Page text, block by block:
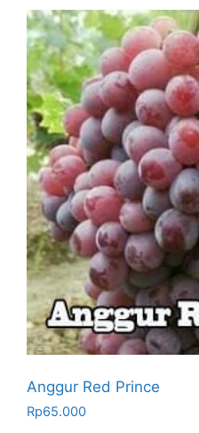
Anggur Red Prince
Rp65.000